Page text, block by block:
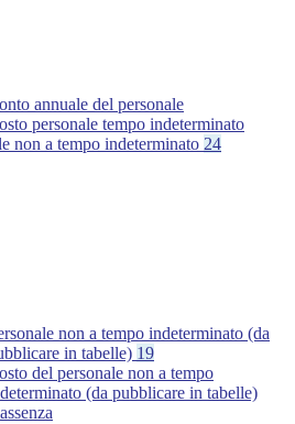
annuale del personale
personale tempo indeterminato
non a tempo indeterminato 24
non a tempo indeterminato (da
in tabelle) 19
del personale non a tempo
(da pubblicare in tabelle)